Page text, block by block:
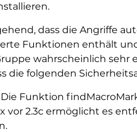
dass die Angriffe
Funktionen enthält
wahrscheinlich
die folgenden
Funktion
vor 2.3c ermöglicht es